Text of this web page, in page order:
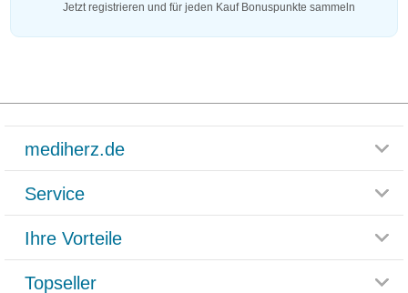
Jetzt registrieren und für jeden Kauf Bonuspunkte sammeln
mediherz.de
Glossar
Häufig gestellte Fragen
Service
Rücksendemöglichkeit
Paketlieferstatus
Ihre Vorteile
Rezeptlieferung
Topseller